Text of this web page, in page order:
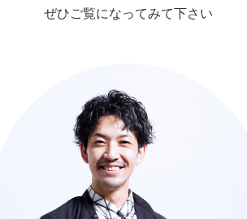
ぜひご覧になってみて下さい